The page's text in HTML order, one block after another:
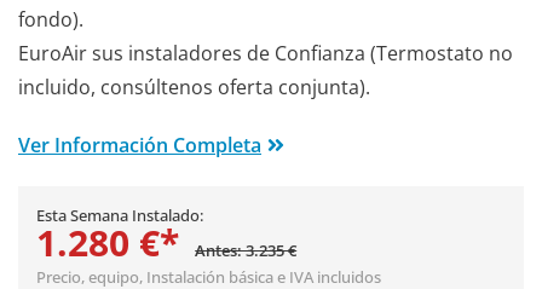
fondo).
EuroAir sus instaladores de Confianza (Termostato no
incluido, consúltenos oferta conjunta).
Ver Información Completa
Esta Semana Instalado:
1.280 €*
Antes: 3.235 €
Precio, equipo, Instalación básicae IVA incluidos